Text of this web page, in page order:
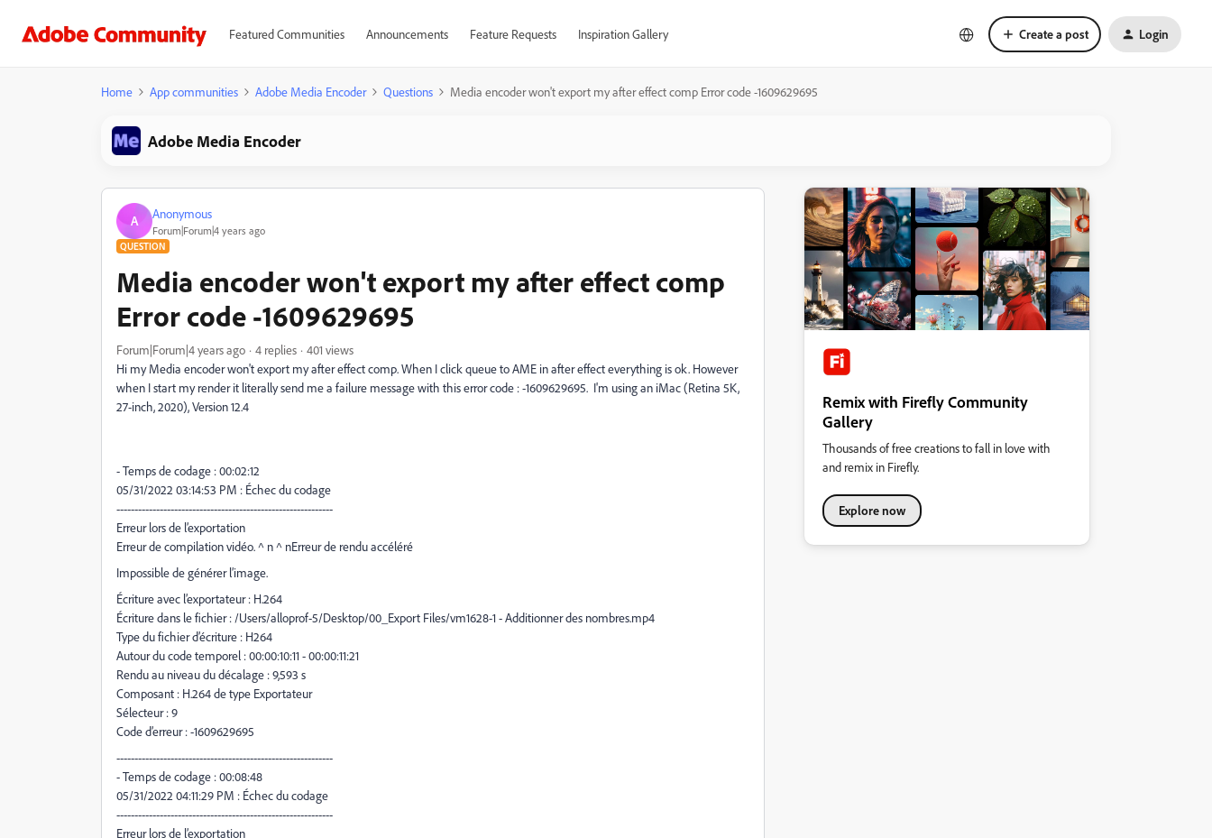
Featured Communities Announcements Feature Requests Inspiration Gallery Create a post Login
Home App communities Adobe Media Encoder Questions Media encoder won't export my after effect comp Error code -1609629695
Adobe Media Encoder
A Anonymous
Forum|Forum|4 years ago
QUESTION
Media encoder won't export my after effect comp
Error code -1609629695
Forum|Forum|4 years ago 4 replies
401 views
Hi my Media encoder won't export my after effect comp. When I click queue to AME in after effect everything is ok. However
when I start my render it literally send me a failure message with this error code : -1609629695. I'm using an iMac (Retina 5K,
27-inch, 2020), Version 12.4
- Temps de codage : 00:02:12
05/31/2022 03:14:53 PM : Échec du codage
------------------------------------------------------------
Erreur lors de l’exportation
Erreur de compilation vidéo. ^ n ^ nErreur de rendu accéléré
Impossible de générer l’image.
Écriture avec l’exportateur : H.264
Écriture dans le fichier : /Users/alloprof-5/Desktop/00_Export Files/vm1628-1 - Additionner des nombres.mp4
Type du fichier d’écriture : H264
Autour du code temporel : 00:00:10:11 - 00:00:11:21
Rendu au niveau du décalage : 9,593 s
Composant : H.264 de type Exportateur
Sélecteur : 9
Code d’erreur : -1609629695
------------------------------------------------------------
- Temps de codage : 00:08:48
05/31/2022 04:11:29 PM : Échec du codage
------------------------------------------------------------
Erreur lors de l’exportation
Remix with Firefly Community
Gallery
Thousands of free creations to fall in love with
and remix in Firefly.
Explore now